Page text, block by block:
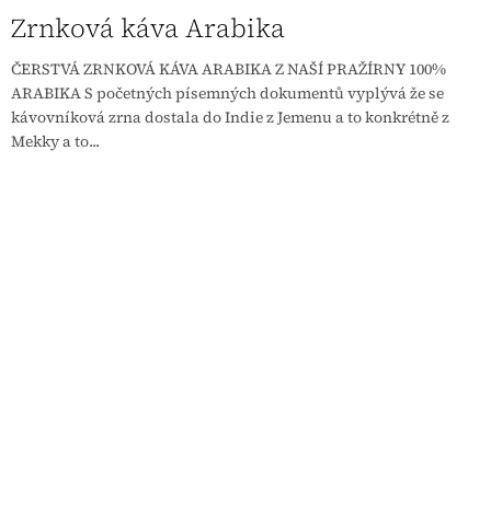
Zrnková káva Arabika
ČERSTVÁ ZRNKOVÁ KÁVA ARABIKA Z NAŠÍ PRAŽÍRNY 100%
ARABIKA S početných písemných dokumentů vyplývá že se
kávovníková zrna dostala do Indie z Jemenu a to konkrétně z
Mekky a to...